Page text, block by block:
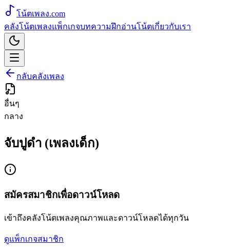
โน้ตเพลง.com
คลังโน้ตเพลงแพ็กเกจบทความฝึกอ่านโน้ตเกี่ยวกับเรา
กลับคลังเพลง
อื่นๆ
กลาง
จับปูดำ (เพลงเด็ก)
สมัครสมาชิกเพื่อดาวน์โหลด
เข้าถึงคลังโน้ตเพลงคุณภาพและดาวน์โหลดได้ทุกวัน
ดูแพ็กเกจสมาชิก